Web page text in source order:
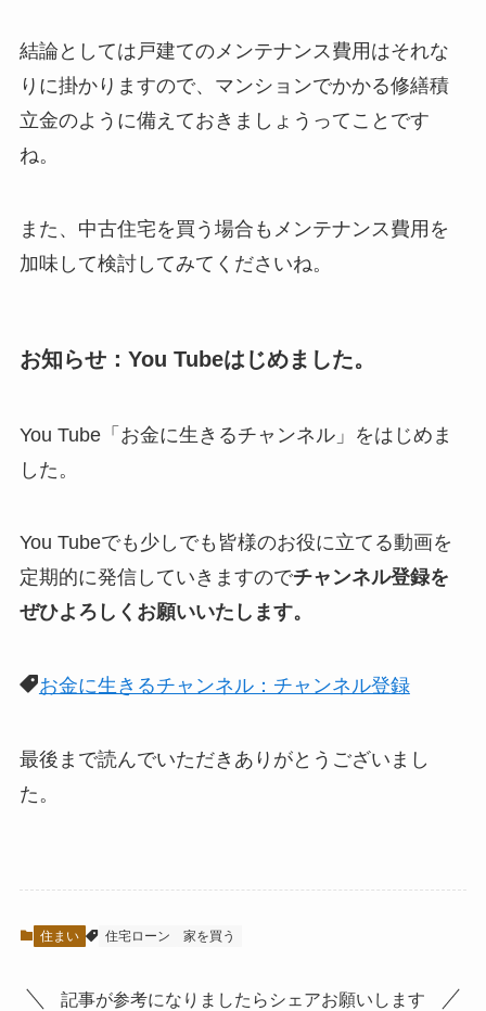
結論としては戸建てのメンテナンス費用はそれな
りに掛かりますので、マンションでかかる修繕積
立金のように備えておきましょうってことです
ね。
また、中古住宅を買う場合もメンテナンス費用を
加味して検討してみてくださいね。
お知らせ：You Tubeはじめました。
You Tube「お金に生きるチャンネル」をはじめま
した。
You Tubeでも少しでも皆様のお役に立てる動画を
定期的に発信していきますのでチャンネル登録を
ぜひよろしくお願いいたします。
お金に生きるチャンネル：チャンネル登録
最後まで読んでいただきありがとうございまし
た。
住まい 住宅ローン 家を買う
記事が参考になりましたらシェアお願いします